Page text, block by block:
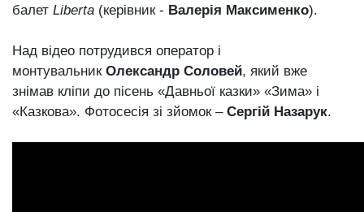
балет Liberta (керівник - Валерія Максименко).
Над відео потрудився оператор і
монтувальник Олександр Соловей, який вже
знімав кліпи до пісень «Давньої казки» «Зима» і
«Казкова». Фотосесія зі зйомок – Сергій Назарук.